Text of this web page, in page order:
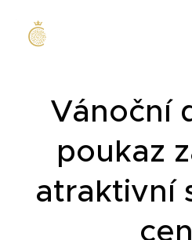
Vánoční
poukaz
atraktivní